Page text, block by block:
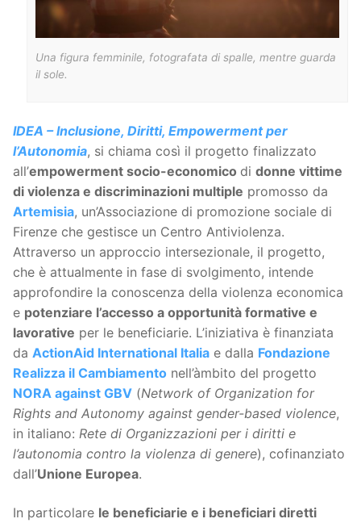
Una figura femminile, fotografata di spalle, mentre guarda
il sole.
IDEA – Inclusione, Diritti, Empowerment per
l’Autonomia, si chiama così il progetto finalizzato
all’empowerment socio-economico di donne vittime
di violenza e discriminazioni multiple promosso da
Artemisia, un’Associazione di promozione sociale di
Firenze che gestisce un Centro Antiviolenza.
Attraverso un approccio intersezionale, il progetto,
che è attualmente in fase di svolgimento, intende
approfondire la conoscenza della violenza economica
e potenziare l’accesso a opportunità formative e
lavorative per le beneficiarie. L’iniziativa è finanziata
da ActionAid International Italia e dalla Fondazione
Realizza il Cambiamento nell’àmbito del progetto
NORA against GBV (Network of Organization for
Rights and Autonomy against gender-based violence,
in italiano: Rete di Organizzazioni per i diritti e
l’autonomia contro la violenza di genere), cofinanziato
dall’Unione Europea.
In particolare le beneficiarie e i beneficiari diretti